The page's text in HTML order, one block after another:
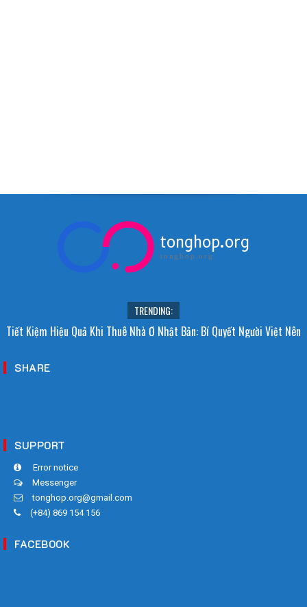
tonghop.org
tonghop.org
TRENDING:
Tiết Kiệm Hiệu Quả Khi Thuê Nhà Ở Nhật Bản: Bí Quyết Người Việt Nên
SHARE
SUPPORT
Error notice
Messenger
tonghop.org@gmail.com
(+84) 869 154 156
FACEBOOK